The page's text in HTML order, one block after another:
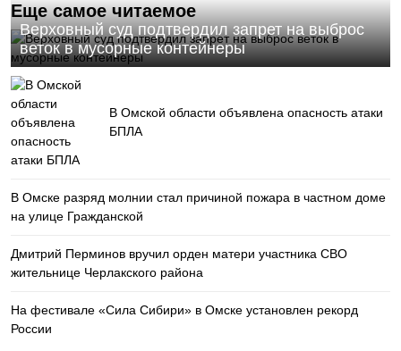
Еще самое читаемое
Верховный суд подтвердил запрет на выброс
веток в мусорные контейнеры
В Омской области объявлена опасность атаки
БПЛА
В Омске разряд молнии стал причиной пожара в частном доме
на улице Гражданской
Дмитрий Перминов вручил орден матери участника СВО
жительнице Черлакского района
На фестивале «Сила Сибири» в Омске установлен рекорд
России